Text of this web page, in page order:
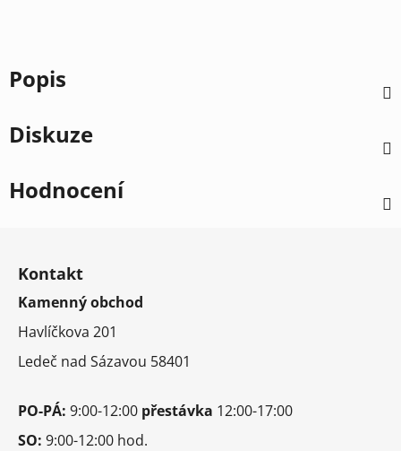
Popis
Diskuze
Hodnocení
Kontakt
Kamenný obchod
Havlíčkova 201
Ledeč nad Sázavou 58401
PO-PÁ: 9:00-12:00 přestávka 12:00-17:00
SO: 9:00-12:00 hod.